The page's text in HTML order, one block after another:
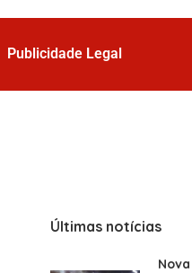
Publicidade Legal
Últimas notícias